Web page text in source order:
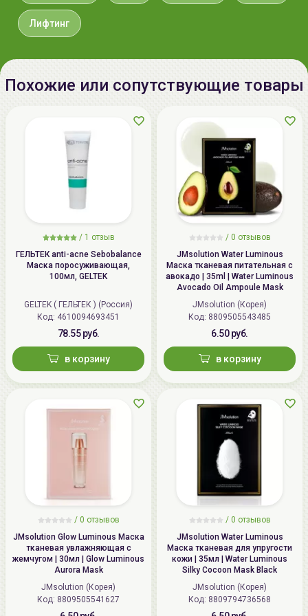
экстракт листьев розмарина,
гидролизованный конхиолин,
производства:
см. на упаковке (дд.мм.гггг)
Срок годности: 3 года с даты производства.
Производитель:
EVLISS Co., Ltd., 11-9
Okaminamicho, Hirakata City, Osaka
Prefecture, Japan / Taisei
Pharmaceutical Co., Ltd., 2518-2
Minoura, Toyohama-cho, Kannonji
City, Kagawa Prefecture, Japan
Импортер в
Беларусь:
ИП Мигаль Наталья Петровна,
УНП 192179286, Беларусь,
220020 Минск, ул.Радужная 4/1-
136. www.allcosmetics.by, E-mail:
info@allcosmetics.by,
Лифтинг
Похожие или сопутствующие товары
/ 1 отзыв
ГЕЛЬТЕК anti-acne Sebobalance
Маска поросуживающая,
100мл, GELTEK
GELTEK ( ГЕЛЬТЕК ) (Россия)
Код: 4610094693451
78.55 руб.
в корзину
/ 0 отзывов
JMsolution Water Luminous
Маска тканевая питательная с
авокадо | 35ml | Water Luminous
Avocado Oil Ampoule Mask
JMsolution (Корея)
Код: 8809505543485
6.50 руб.
в корзину
/ 0 отзывов
JMsolution Glow Luminous Маска
тканевая увлажняющая с
жемчугом | 30мл | Glow Luminous
Aurora Mask
JMsolution (Корея)
Код: 8809505541627
/ 0 отзывов
JMsolution Water Luminous
Маска тканевая для упругости
кожи | 35мл | Water Luminous
Silky Cocoon Mask Black
JMsolution (Корея)
Код: 8809794736568